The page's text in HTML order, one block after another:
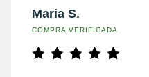
Maria S.
COMPRA VERIFICADA